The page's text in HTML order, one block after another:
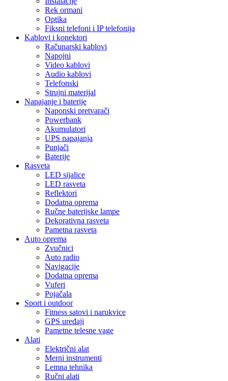
Rek ormani
Optika
Fiksni telefoni i IP telefonija
Kablovi i konektori
Računarski kablovi
Napojni
Video kablovi
Audio kablovi
Telefonski
Strujni materijal
Napajanje i baterije
Naponski pretvarači
Powerbank
Akumulatori
UPS napajanja
Punjači
Baterije
Rasveta
LED sijalice
LED rasveta
Reflektori
Dodatna oprema
Ručne baterijske lampe
Dekorativna rasveta
Pametna rasveta
Auto oprema
Zvučnici
Auto radio
Navigacije
Dodatna oprema
Vuferi
Pojačala
Sport i outdoor
Fitness satovi i narukvice
GPS uređaji
Pametne telesne vage
Alati
Električni alat
Merni instrumenti
Lemna tehnika
Ručni alati